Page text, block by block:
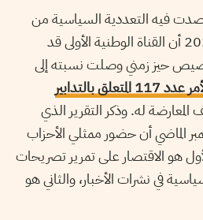
فيه التعددية السياسية من
جويلية إلى غاية سبتمبر 2021 أن القناة الوطنية الأولى قد
حيز زمني وصلت نسبته إلى
الأمر عدد 117 المتعلق بالتدابير
المعارضة له. وذكر التقرير الذي
أن حضور ممثلي الأحزاب
هو الاقتصار على تمرير تصريحات
في نشرات الأخبار، والثاني هو